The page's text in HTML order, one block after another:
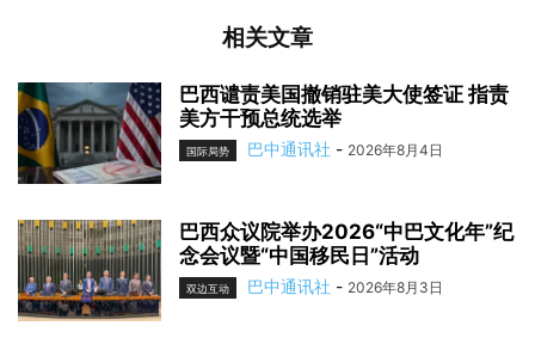
相关文章
巴西谴责美国撤销驻美大使签证 指责
美方干预总统选举
国际局势 巴中通讯社 - 2026年8月4日
巴西众议院举办2026“中巴文化年”纪
念会议暨“中国移民日”活动
双边互动 巴中通讯社 - 2026年8月3日